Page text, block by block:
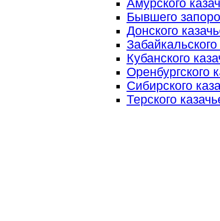
Амурского
Бывшего
Донского
Кубанского
Оренбургского
Сибирского
Терского